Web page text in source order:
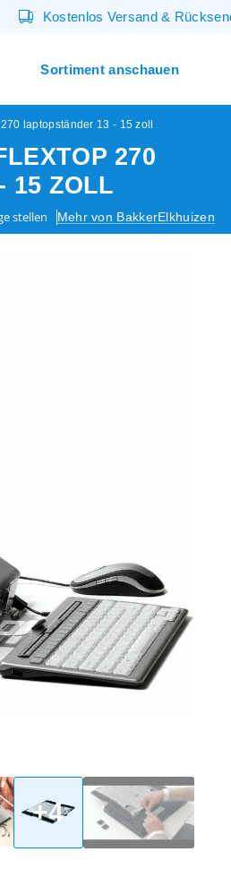
Kostenlos Versand&
Sortiment anschauen
laptopständer 13 - 15 zoll
270
15 ZOLL
stellen Mehr von BakkerElkhuizen
+4